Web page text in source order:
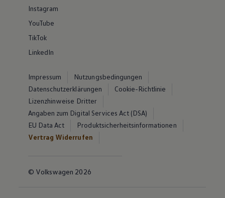
Instagram
YouTube
TikTok
LinkedIn
Impressum
Nutzungsbedingungen
Datenschutzerklärungen
Cookie-Richtlinie
Lizenzhinweise Dritter
Angaben zum Digital Services Act (DSA)
EU Data Act
Produktsicherheitsinformationen
Vertrag Widerrufen
© Volkswagen 2026